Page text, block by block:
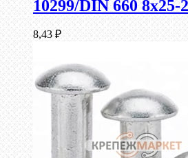
10299/DIN 660
8,43 ₽